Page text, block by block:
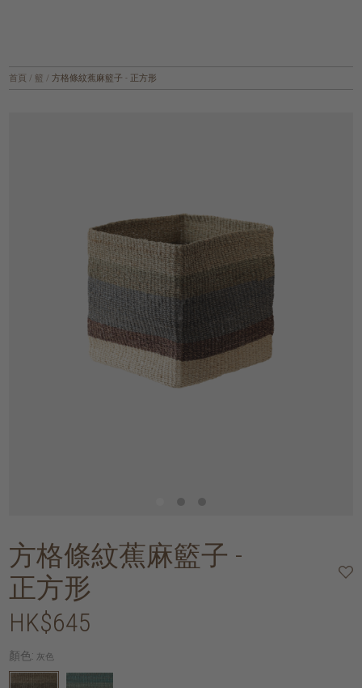
首頁 / 籃 / 方格條紋蕉麻籃子 - 正方形
方格條紋蕉麻籃子 -
正方形
HK$645
顏色: 灰色